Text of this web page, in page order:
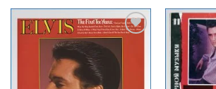
Wunschliste
hinzufügen